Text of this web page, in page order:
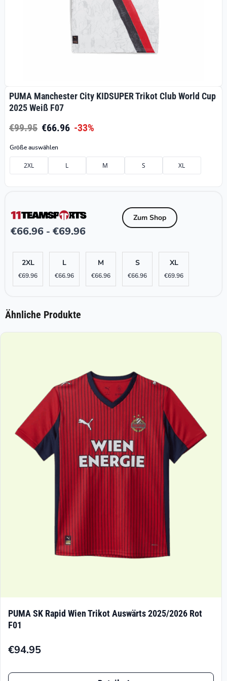
PUMA Manchester City KIDSUPER Trikot Club World Cup
2025 Weiß F07
€99.95 €66.96 -33%
Größe auswählen
2XL L M S XL
€66.96 - €69.96
Zum Shop
2XL
€69.96
L
€66.96
M
€66.96
S
€66.96
XL
€69.96
Ähnliche Produkte
PUMA SK Rapid Wien Trikot Auswärts 2025/2026 Rot
F01
€94.95
Dieses